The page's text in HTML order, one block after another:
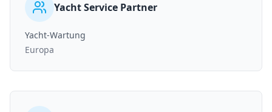
Yacht Service Partner
Yacht-Wartung
Europa